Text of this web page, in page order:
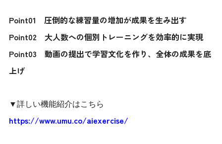
Point01 圧倒的な練習量の増加が成果を生み出す
Point02 大人数への個別トレーニングを効率的に実現
Point03 動画の提出で学習文化を作り、全体の成果を底
上げ
▼詳しい機能紹介はこちら
https://www.umu.co/aiexercise/